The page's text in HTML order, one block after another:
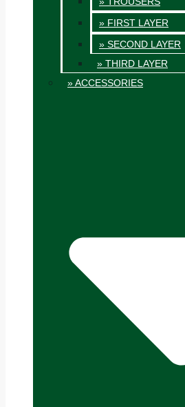
» FIRST LAYER
» SECOND LAYER
» THIRD LAYER
» ACCESSORIES